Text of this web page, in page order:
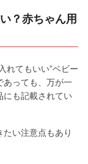
？赤ちゃん用
れてもいい”ベビー
あっても、万が一
にも記載されてい
い注意点もあり